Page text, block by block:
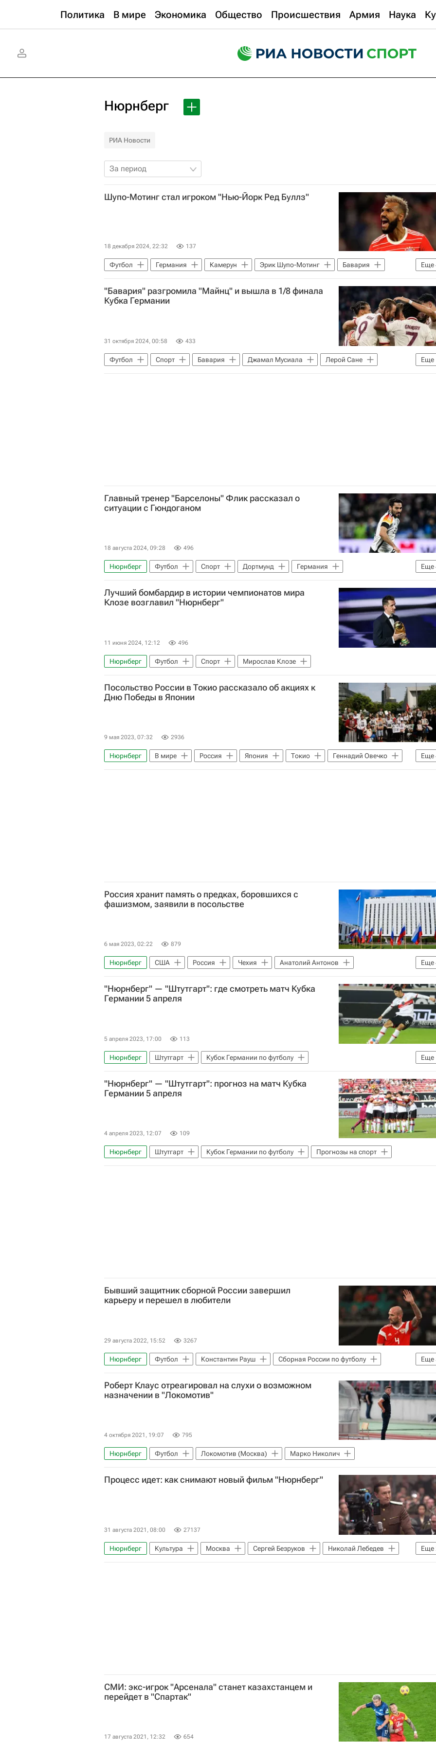
Политика В мире Экономика Общество Происшествия Армия Наука
Нюрнберг
РИА Новости
За период
Шупо-Мотинг стал игроком "Нью-Йорк Ред Буллз"
18 декабря 2024, 22:32 137
Еще
Футбол Германия Камерун Эрик Шупо-Мотинг
Бавария
Нью-Йорк Ред Буллз
Пари Сен-Жермен (ПСЖ)
Major League Soccer 2025
Чемпионат Франции по футболу (Лига 1)
"Бавария" разгромила "Майнц" и вышла в 1/8 финала
Кубка Германии
31 октября 2024, 00:58 433
Еще
Футбол Спорт Бавария Джамал Мусиала
Лерой Сане
Кубок Германии по футболу
Главный тренер "Барселоны" Флик рассказал о
ситуации с Гюндоганом
18 августа 2024, 09:28 496
Еще
Нюрнберг Футбол Спорт Дортмунд
Германия
Ханс-Дитер Флик
Илкай Гюндоган Валенсия Барселона
Лучший бомбардир в истории чемпионатов мира
Клозе возглавил "Нюрнберг"
11 июня 2024, 12:12 496
Нюрнберг Футбол Спорт Мирослав Клозе
Посольство России в Токио рассказало об акциях к
Дню Победы в Японии
9 мая 2023, 07:32 2936
Еще
Нюрнберг В мире Россия Япония Токио
Геннадий Овечко
Рихард Зорге
Александр Невский День Победы День Победы — 2023
Россия хранит память о предках, боровшихся с
фашизмом, заявили в посольстве
6 мая 2023, 02:22 879
Еще
Нюрнберг США Россия Чехия
Анатолий Антонов
Николай Лебедев
Сергей Безруков День Победы В мире
"Нюрнберг" — "Штутгарт": где смотреть матч Кубка
Германии 5 апреля
5 апреля 2023, 17:00 113
Еще
Нюрнберг Штутгарт
Кубок Германии по футболу
Анонсы и трансляции матчей
"Нюрнберг" — "Штутгарт": прогноз на матч Кубка
Германии 5 апреля
4 апреля 2023, 12:07 109
Нюрнберг Штутгарт Кубок Германии по футболу Прогнозы на спорт
Бывший защитник сборной России завершил
карьеру и перешел в любители
29 августа 2022, 15:52 3267
Еще
Нюрнберг Футбол Константин Рауш
Сборная России по футболу
Германия
Дармштадт Динамо Москва
Роберт Клаус отреагировал на слухи о возможном
назначении в "Локомотив"
4 октября 2021, 19:07 795
Нюрнберг Футбол Локомотив (Москва) Марко Николич
Процесс идет: как снимают новый фильм "Нюрнберг"
31 августа 2021, 08:00 27137
Еще
Нюрнберг Культура Москва Сергей Безруков
Николай Лебедев
Россия
Кино
СМИ: экс-игрок "Арсенала" станет казахстанцем и
перейдет в "Спартак"
17 августа 2021, 12:32 654